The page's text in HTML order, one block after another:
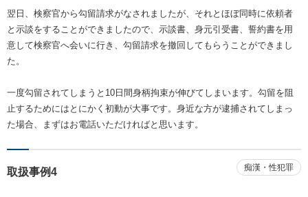
翌日、検察官から勾留請求がなされましたが、それとほぼ同時に依頼者
と示談をすることができましたので、示談書、身元引受書、誓約書を用
意して検察官へ会いに行き、勾留請求を撤回してもらうことができまし
た。
一度勾留されてしまうと10日間身柄拘束が伸びてしまいます。勾留を阻
止するためにはとにかく初動が大事です。身近な方が逮捕されてしまっ
た場合、まずはお電話いただければと思います。
取扱事例4 痴漢・性犯罪